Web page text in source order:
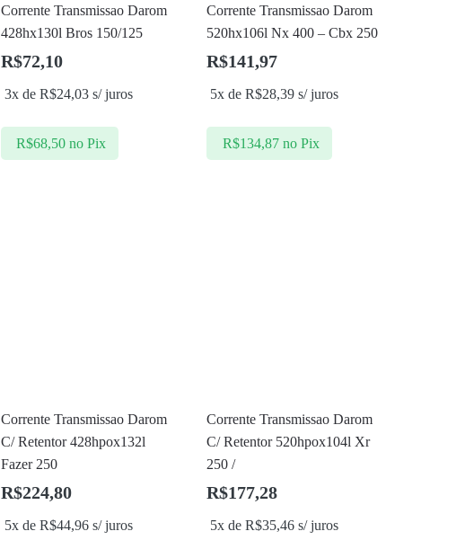
Corrente Transmissao Darom
428hx130l Bros 150/125
R$72,10
3x de R$24,03s/ juros
R$68,50 no Pix
Corrente Transmissao Darom
520hx106l Nx 400 – Cbx 250
R$141,97
5x deR$28,39 s/ juros
R$134,87 no Pix
Corrente Transmissao Darom
C/ Retentor 428hpox132l
Fazer 250
R$224,80
5x de R$44,96s/ juros
Corrente Transmissao Darom
C/ Retentor 520hpox104l Xr
250 /
R$177,28
5x deR$35,46 s/ juros